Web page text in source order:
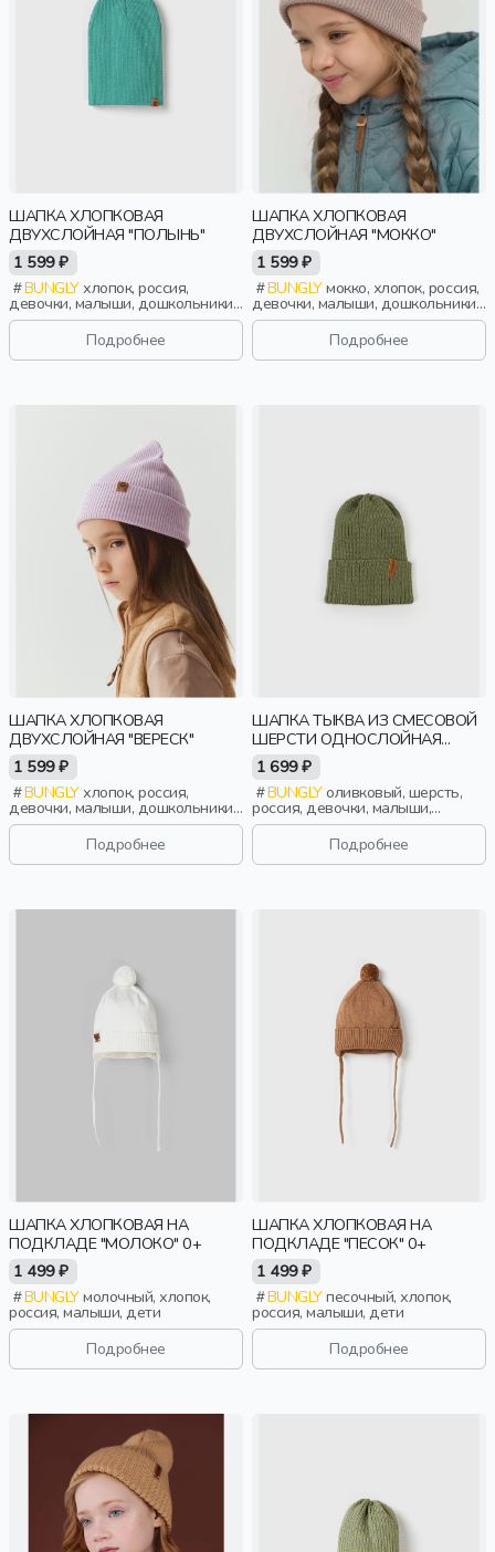
ШАПКА ХЛОПКОВАЯ
ДВУХСЛОЙНАЯ "ПОЛЫНЬ"
1 599 ₽
BUNGLYхлопок, россия,
девочки, малыши, дошкольники,
дети
Подробнее
ШАПКА ХЛОПКОВАЯ
ДВУХСЛОЙНАЯ "МОККО"
1 599 ₽
BUNGLYмокко, хлопок, россия,
девочки, малыши, дошкольники,
дети
Подробнее
ШАПКА ХЛОПКОВАЯ
ДВУХСЛОЙНАЯ "ВЕРЕСК"
1 599 ₽
BUNGLYхлопок, россия,
девочки, малыши, дошкольники,
дети
Подробнее
ШАПКА ТЫКВА ИЗ СМЕСОВОЙ
ШЕРСТИ ОДНОСЛОЙНАЯ
"ОЛИВА"
1 699 ₽
BUNGLYоливковый, шерсть,
россия, девочки, малыши,
дошкольники, дети
Подробнее
ШАПКА ХЛОПКОВАЯ НА
ПОДКЛАДЕ "МОЛОКО" 0+
1 499 ₽
BUNGLYмолочный, хлопок,
россия, малыши, дети
Подробнее
ШАПКА ХЛОПКОВАЯ НА
ПОДКЛАДЕ "ПЕСОК" 0+
1 499 ₽
BUNGLYпесочный, хлопок,
россия, малыши, дети
Подробнее